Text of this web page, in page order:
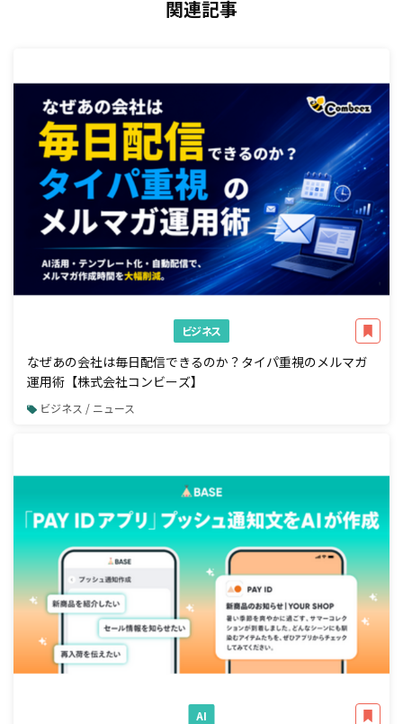
関連記事
ビジネス
なぜあの会社は毎日配信できるのか？タイパ重視のメルマガ
運用術【株式会社コンビーズ】
ビジネス / ニュース
AI